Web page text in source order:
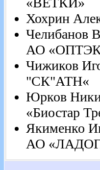
Хохрин
Челибанов
АО
Чижиков
"СК"АТН«
Юрков
«Биостар
Якименко
АО